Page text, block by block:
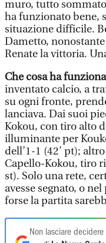
muro, tutto
ha funzionato bene,
situazione difficile.
Dametto,
Renate la vittoria.
Che cosa ha
inventato calcio, a
su ogni fronte,
lanciava. Dai suoi
Kokou, con tiro alto
illuminante per
dell’1-1 (42’ pt);
Capello-Kokou, tiro
st). Solo una rete,
avesse segnato, o
forse la partita
Non lasciare decidere